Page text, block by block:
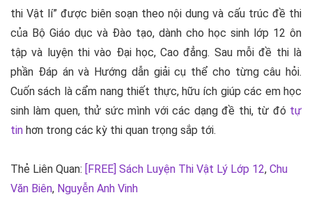
thi Vật lí” được biên soạn theo nội dung và cấu trúc đề thi
của Bộ Giáo dục và Đào tạo, dành cho học sinh lớp 12 ôn
tập và luyện thi vào Đại học, Cao đẳng. Sau mỗi đề thi là
phần Đáp án và Hướng dẫn giải cụ thể cho từng câu hỏi.
Cuốn sách là cẩm nang thiết thực, hữu ích giúp các em học
sinh làm quen, thử sức mình với các dạng đề thi, từ đó tự
tin hơn trong các kỳ thi quan trọng sắp tới.
Thẻ Liên Quan: [FREE] Sách Luyện Thi Vật Lý Lớp 12, Chu
Văn Biên, Nguyễn Anh Vinh